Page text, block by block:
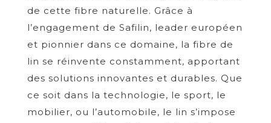
de cette fibre naturelle. Grâce à
l’engagement de Safilin, leader européen
et pionnier dans ce domaine, la fibre de
lin se réinvente constamment, apportant
des solutions innovantes et durables. Que
ce soit dans la technologie, le sport, le
mobilier, ou l’automobile, le lin s’impose